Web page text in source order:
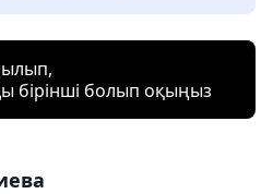
бірінші болып оқыңыз